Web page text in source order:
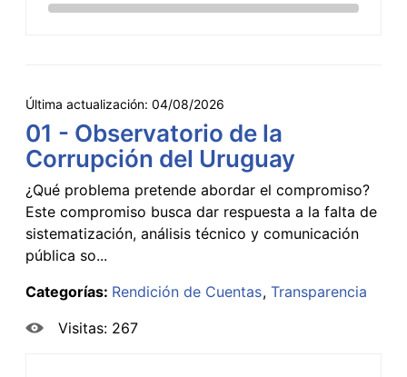
Última actualización: 04/08/2026
01 - Observatorio de la
Corrupción del Uruguay
¿Qué problema pretende abordar el compromiso?
Este compromiso busca dar respuesta a la falta de
sistematización, análisis técnico y comunicación
pública so...
Categorías: Rendición de Cuentas Transparencia
Visitas: 267